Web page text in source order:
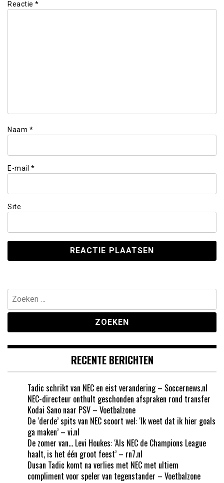
Reactie *
Naam *
E-mail *
Site
Zoeken
naar:
RECENTE BERICHTEN
Tadic schrikt van NEC en eist verandering – Soccernews.nl
NEC-directeur onthult geschonden afspraken rond transfer
Kodai Sano naar PSV – Voetbalzone
De ‘derde’ spits van NEC scoort wel: ‘Ik weet dat ik hier goals
ga maken’ – vi.nl
De zomer van… Levi Houkes: ‘Als NEC de Champions League
haalt, is het één groot feest’ – rn7.nl
Dusan Tadic komt na verlies met NEC met ultiem
compliment voor speler van tegenstander – Voetbalzone